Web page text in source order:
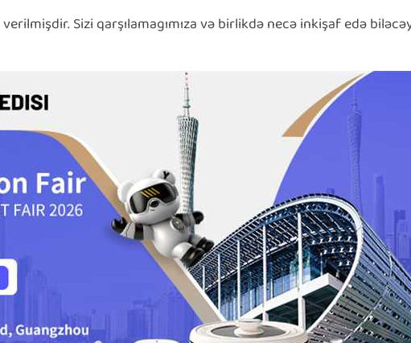
Sizi qarşılamagımıza və birlikdə necə inkişaf edə